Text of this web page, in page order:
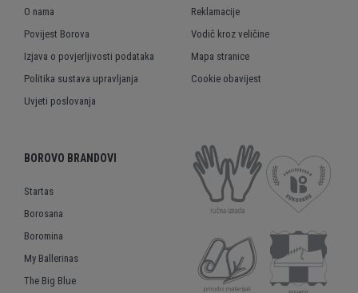
O nama
Povijest Borova
Izjava o povjerljivosti podataka
Politika sustava upravljanja
Uvjeti poslovanja
Reklamacije
Vodič kroz veličine
Mapa stranice
Cookie obavijest
BOROVO BRANDOVI
Startas
Borosana
Boromina
My Ballerinas
The Big Blue